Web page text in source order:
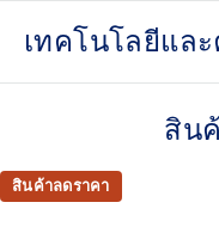
เทคโนโลยีแล
Breathable material
The curved sole design
helps reduce ankle
สิน
สินค้าลดราคา